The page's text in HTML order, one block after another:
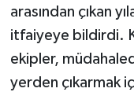
arasından çıkan
itfaiyeye bildirdi.
ekipler,
yerden çıkarmak